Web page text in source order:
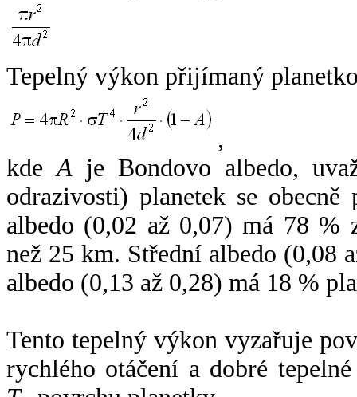
Tepelný výkon přijímaný
,
kdeA je Bondovo albedo,
odrazivosti) planetek se
albedo (0,02 až 0,07) má 78 %
než 25 km. Střední albedo (0,08
albedo (0,13 až 0,28) má 18 %
Tento tepelný výkon vyzařuje
rychlého otáčení a dobré